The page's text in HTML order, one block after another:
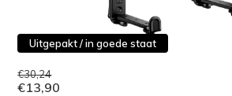
Uitgepakt / in goede staat
€30,24
€13,90